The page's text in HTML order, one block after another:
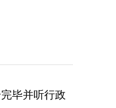
毕并听行政